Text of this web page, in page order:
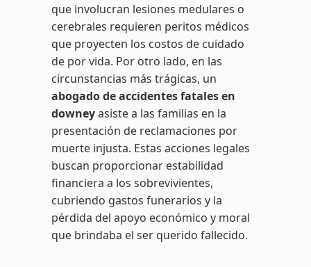
que involucran lesiones medulares o
cerebrales requieren peritos médicos
que proyecten los costos de cuidado
de por vida. Por otro lado, en las
circunstancias más trágicas, un
abogado de accidentes fatales en
downeyasiste a las familias en la
presentación de reclamaciones por
muerte injusta. Estas acciones legales
buscan proporcionar estabilidad
financiera a los sobrevivientes,
cubriendo gastos funerarios y la
pérdida del apoyo económico y moral
que brindaba el ser querido fallecido.